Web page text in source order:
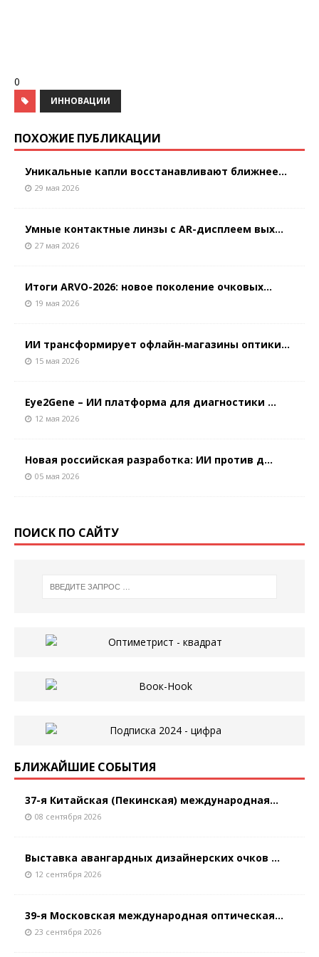
0
ИННОВАЦИИ
ПОХОЖИЕ ПУБЛИКАЦИИ
Уникальные капли восстанавливают ближнее...
29 мая 2026
Умные контактные линзы с AR-дисплеем вых...
27 мая 2026
Итоги ARVO-2026: новое поколение очковых...
19 мая 2026
ИИ трансформирует офлайн‑магазины оптики...
15 мая 2026
Eye2Gene – ИИ платформа для диагностики ...
12 мая 2026
Новая российская разработка: ИИ против д...
05 мая 2026
ПОИСК ПО САЙТУ
БЛИЖАЙШИЕ СОБЫТИЯ
37-я Китайская (Пекинская) международная...
08 сентября 2026
Выставка авангардных дизайнерских очков ...
12 сентября 2026
39-я Московская международная оптическая...
23 сентября 2026